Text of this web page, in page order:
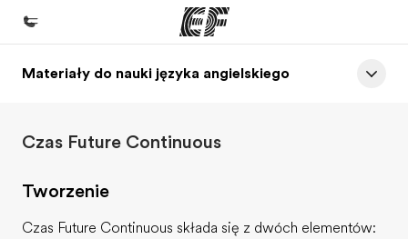
Home
Nasze programy
Nasze biura
Materiały do nauki języka angielskiego
Czas Future Continuous
Tworzenie
Czas Future Continuous składa się z dwóch elementów: